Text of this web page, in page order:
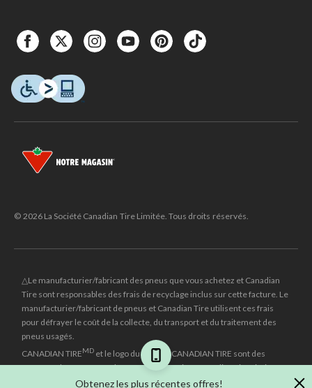
Obtenez les plus récentes offres!
© 2026 La Société Canadian Tire Limitée. Tous droits réservés.
△Le manufacturier/fabricant des pneus que vous achetez et Canadian
Tire sont responsables des frais de recyclage inclus sur cette facture. Le
manufacturier/fabricant de pneus et Canadian Tire utilisent ces frais
pour défrayer le coût de la collecte, du transport et du traitement des
pneus usagés.
CANADIAN TIREMD et le logo du triangle CANADIAN TIRE sont des
marques de commerce déposées de la Société Canadian Tire Limitée.